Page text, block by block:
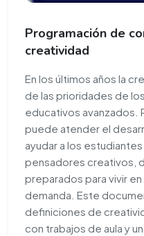
Programación de
creatividad
En los últimos años la
de las prioridades de
educativos avanzados.
puede atender el
ayudar a los
pensadores creativos,
preparados para vivir
demanda. Este
definiciones de
con trabajos de aula y